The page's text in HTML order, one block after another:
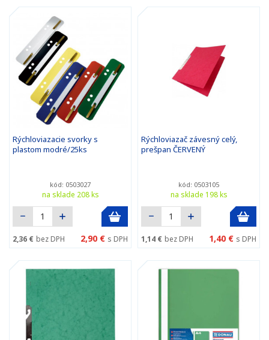
Rýchloviazacie svorky s
plastom modré/25ks
kód: 0503027
na sklade 208 ks
2,36 € bez DPH 2,90 € s DPH
Rýchloviazač závesný celý,
prešpan ČERVENÝ
kód: 0503105
na sklade 198 ks
1,14 € bez DPH 1,40 € s DPH